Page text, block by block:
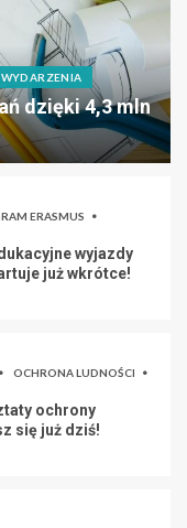
WYDARZENIA
dzięki 4,3 mln
ERASMUS
wyjazdy
już wkrótce!
OCHRONA LUDNOŚCI
ochrony
się już dziś!